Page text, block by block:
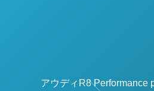
アウディR8 Performance